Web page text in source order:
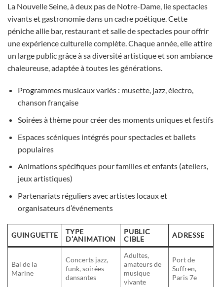
La Nouvelle Seine, à deux pas de Notre-Dame, lie spectacles
vivants et gastronomie dans un cadre poétique. Cette
péniche allie bar, restaurant et salle de spectacles pour offrir
une expérience culturelle complète. Chaque année, elle attire
un large public grâce à sa diversité artistique et son ambiance
chaleureuse, adaptée à toutes les générations.
Programmes musicaux variés : musette, jazz, électro,
chanson française
Soirées à thème pour créer des moments uniques et festifs
Espaces scéniques intégrés pour spectacles et ballets
populaires
Animations spécifiques pour familles et enfants (ateliers,
jeux artistiques)
Partenariats réguliers avec artistes locaux et
organisateurs d’événements
GUINGUETTE
TYPE
D’ANIMATION
PUBLIC
CIBLE
ADRESSE
Bal de la
Marine
Concerts jazz,
funk, soirées
dansantes
Adultes,
amateurs de
musique
vivante
Port de
Suffren,
Paris 7e